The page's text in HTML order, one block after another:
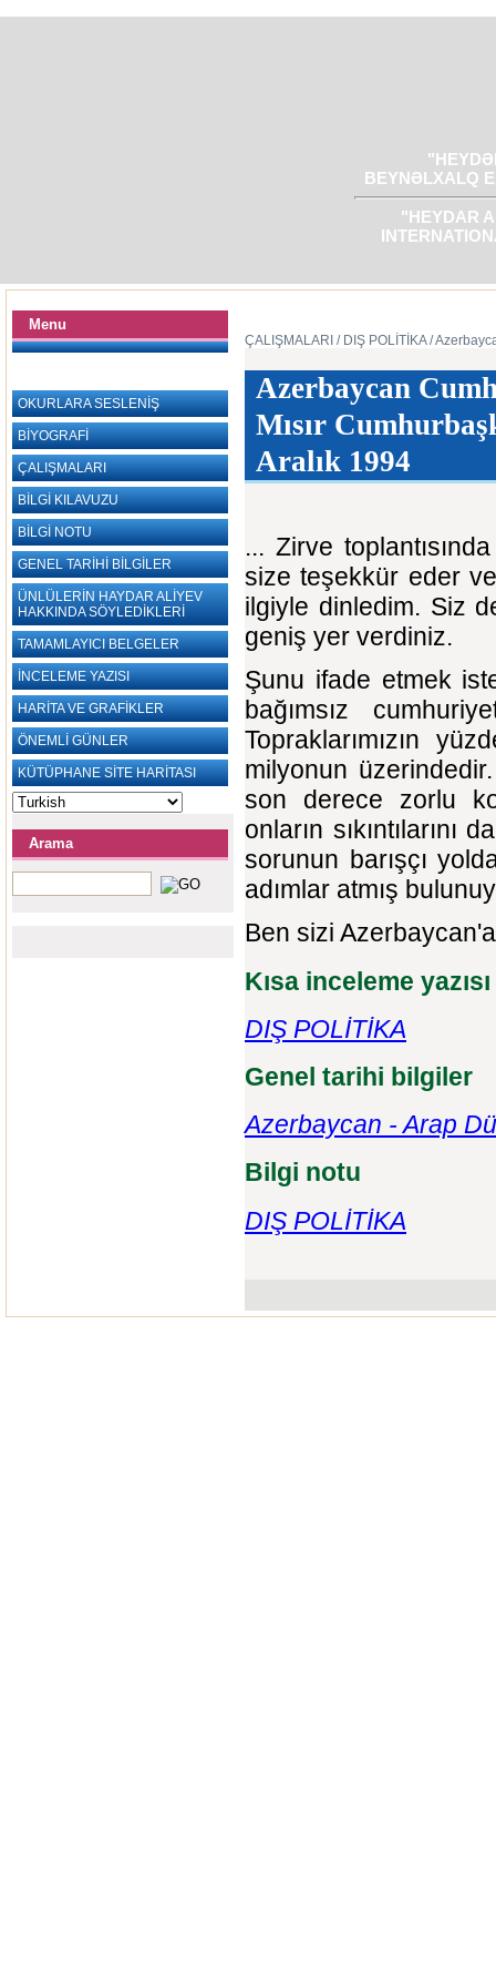
BEYNƏLXALQ
"HEYDAR
Menu
OKURLARA SESLENİŞ
BİYOGRAFİ
ÇALIŞMALARI
BİLGİ KILAVUZU
BİLGİ NOTU
GENEL TARİHİ BİLGİLER
ÜNLÜLERİN HAYDAR ALİYEV
HAKKINDA SÖYLEDİKLERİ
TAMAMLAYICI BELGELER
İNCELEME YAZISI
HARİTA VE GRAFİKLER
ÖNEMLİ GÜNLER
KÜTÜPHANE SİTE HARİTASI
Arama
ÇALIŞMALARI / DIŞ POLİTİKA/
Azerbaycan
Mısır
Aralık 1994
... Zirve
size teşekkür eder
ilgiyle dinledim. Siz
geniş yer verdiniz.
Şunu ifade etmek
bağımsız
Topraklarımızın
milyonun
son derece zorlu
onların
sorunun barışçı
adımlar atmış
Ben sizi
Kısa inceleme yazısı
DIŞ POLİTİKA
Genel tarihi bilgiler
Azerbaycan - Arap
Bilgi notu
DIŞ POLİTİKA